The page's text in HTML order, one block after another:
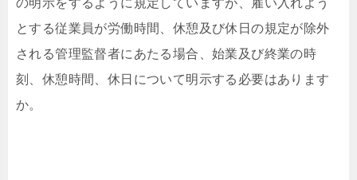
の明示をするように規定していますが、雇い入れよう
とする従業員が労働時間、休憩及び休日の規定が除外
される管理監督者にあたる場合、始業及び終業の時
刻、休憩時間、休日について明示する必要はあります
か。